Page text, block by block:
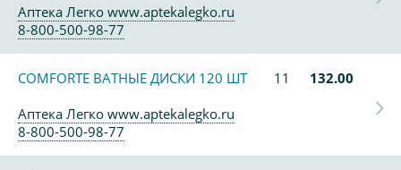
Аптека Легко www.aptekalegko.ru
8-800-500-98-77
COMFORTE ВАТНЫЕ ДИСКИ 120 ШТ 11
132.00
Аптека Легко www.aptekalegko.ru
8-800-500-98-77